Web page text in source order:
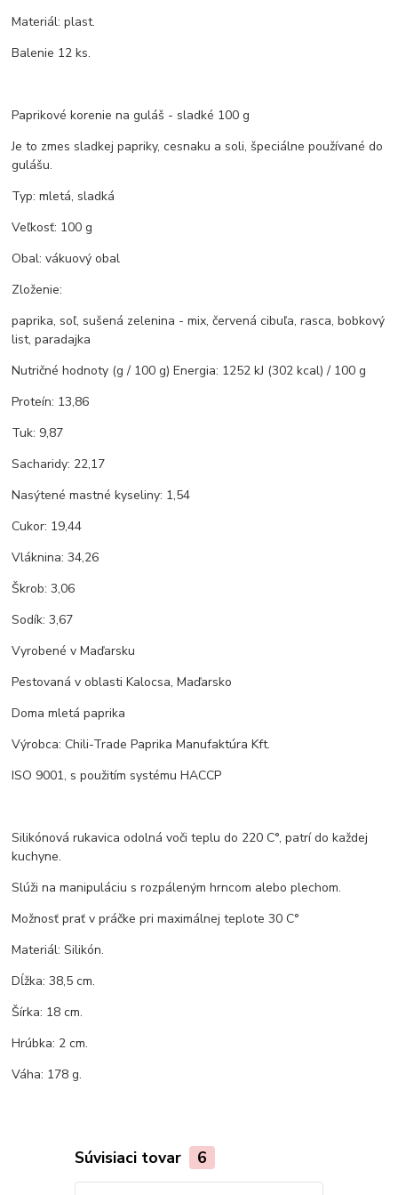
Materiál: plast.
Balenie 12 ks.
Paprikové korenie na guláš - sladké 100 g
Je to zmes sladkej papriky, cesnaku a soli, špeciálne používané do
gulášu.
Typ: mletá, sladká
Veľkosť: 100 g
Obal: vákuový obal
Zloženie:
paprika, soľ, sušená zelenina - mix, červená cibuľa, rasca, bobkový
list, paradajka
Nutričné hodnoty (g / 100 g) Energia: 1252 kJ (302 kcal) / 100 g
Proteín: 13,86
Tuk: 9,87
Sacharidy: 22,17
Nasýtené mastné kyseliny: 1,54
Cukor: 19,44
Vláknina: 34,26
Škrob: 3,06
Sodík: 3,67
Vyrobené v Maďarsku
Pestovaná v oblasti Kalocsa, Maďarsko
Doma mletá paprika
Výrobca: Chili-Trade Paprika Manufaktúra Kft.
ISO 9001, s použitím systému HACCP
Silikónová rukavica odolná voči teplu do 220 C°, patrí do každej
kuchyne.
Slúži na manipuláciu s rozpáleným hrncom alebo plechom.
Možnosť prať v práčke pri maximálnej teplote 30 C°
Materiál: Silikón.
Dĺžka: 38,5 cm.
Šírka: 18 cm.
Hrúbka: 2 cm.
Váha: 178 g.
Súvisiaci tovar 6